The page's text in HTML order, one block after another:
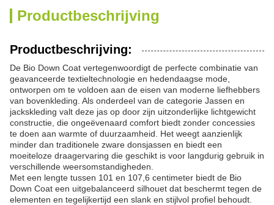
Productbeschrijving
Productbeschrijving:
De Bio Down Coat vertegenwoordigt de perfecte combinatie van
geavanceerde textieltechnologie en hedendaagse mode,
ontworpen om te voldoen aan de eisen van moderne liefhebbers
van bovenkleding. Als onderdeel van de categorie Jassen en
jackskleding valt deze jas op door zijn uitzonderlijke lichtgewicht
constructie, die ongeëvenaard comfort biedt zonder concessies
te doen aan warmte of duurzaamheid. Het weegt aanzienlijk
minder dan traditionele zware donsjassen en biedt een
moeiteloze draagervaring die geschikt is voor langdurig gebruik in
verschillende weersomstandigheden.
Met een lengte tussen 101 en 107,6 centimeter biedt de Bio
Down Coat een uitgebalanceerd silhouet dat beschermt tegen de
elementen en tegelijkertijd een slank en stijlvol profiel behoudt.